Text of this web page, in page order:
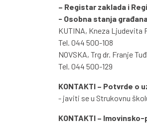
– Registar zaklada i
- Osobna stanja
KUTINA, Kneza Ljudevita
Tel. 044 500-108
NOVSKA, Trg dr. Franje
Tel. 044 500-129
KONTAKTI – Potvrde o
- javiti se u Strukovnu
KONTAKTI –